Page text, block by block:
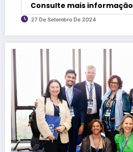
Consulte mais informação
27 De Setembro De 2024